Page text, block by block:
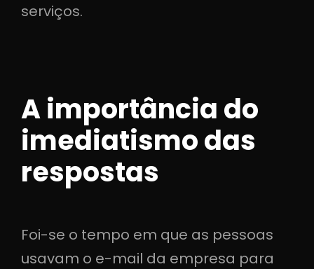
serviços.
A importância do
imediatismo das
respostas
Foi-se o tempo em que as pessoas
usavam o e-mail da empresa para